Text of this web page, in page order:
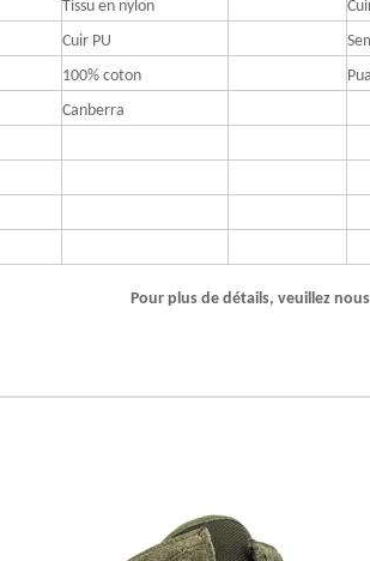
Tissu en nylon
Cuir PU
100% coton
Canberra
Pour plus de détails, veuillez